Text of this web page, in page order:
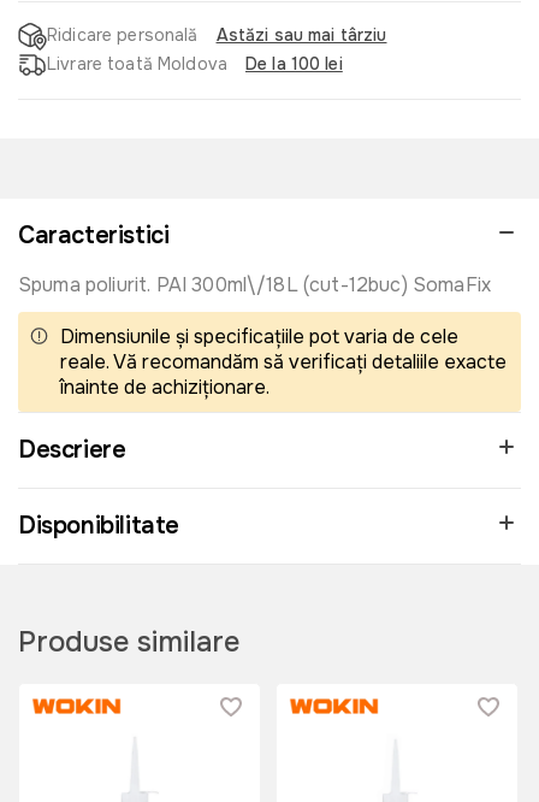
Ridicare personală
Astăzi sau mai târziu
Livrare toată Moldova
De la 100 lei
Caracteristici
Spuma poliurit. PAI 300ml\/18L (cut-12buc) SomaFix
Dimensiunile și specificațiile pot varia de cele
reale. Vă recomandăm să verificați detaliile exacte
înainte de achiziționare.
Descriere
Disponibilitate
Produse similare